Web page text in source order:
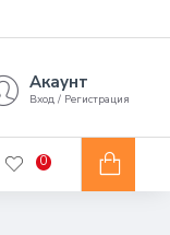
Акаунт
Вход / Регистрация
0